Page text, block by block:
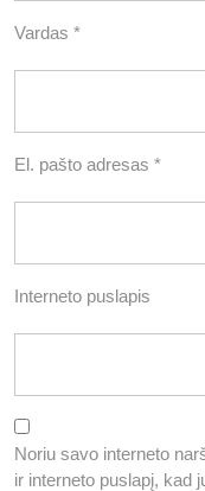
Vardas *
El. pašto adresas *
Interneto puslapis
Noriu savo interneto
ir interneto puslapį, kad